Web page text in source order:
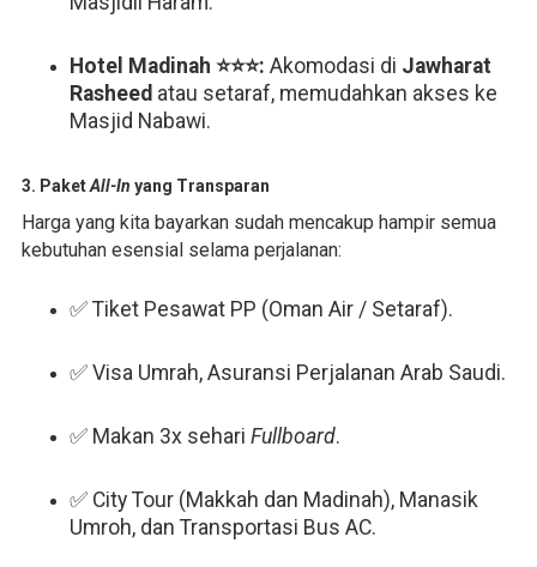
Hotel Madinah ⭐⭐⭐: Akomodasi di Jawharat
Rasheed atau setaraf, memudahkan akses ke
Masjid Nabawi.
3. PaketAll-In yang Transparan
Harga yang kita bayarkan sudah mencakup hampir semua
kebutuhan esensial selama perjalanan:
✅ Tiket Pesawat PP (Oman Air / Setaraf).
✅ Visa Umrah, Asuransi Perjalanan Arab Saudi.
✅ Makan 3x sehari Fullboard.
✅ City Tour (Makkah dan Madinah), Manasik
Umroh, dan Transportasi Bus AC.